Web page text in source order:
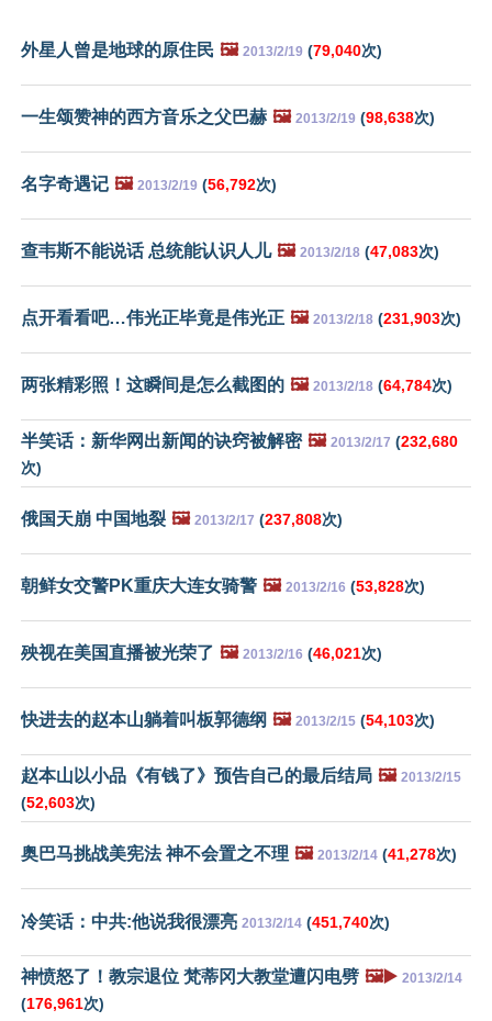
外星人曾是地球的原住民 🖼️ 2013/2/19 (79,040次)
一生颂赞神的西方音乐之父巴赫 🖼️ 2013/2/19 (98,638次)
名字奇遇记 🖼️ 2013/2/19 (56,792次)
查韦斯不能说话 总统能认识人儿 🖼️ 2013/2/18 (47,083次)
点开看看吧…伟光正毕竟是伟光正 🖼️ 2013/2/18 (231,903次)
两张精彩照！这瞬间是怎么截图的 🖼️ 2013/2/18 (64,784次)
半笑话：新华网出新闻的诀窍被解密 🖼️ 2013/2/17 (232,680
次)
俄国天崩 中国地裂 🖼️ 2013/2/17 (237,808次)
朝鲜女交警PK重庆大连女骑警 🖼️ 2013/2/16 (53,828次)
殃视在美国直播被光荣了 🖼️ 2013/2/16 (46,021次)
快进去的赵本山躺着叫板郭德纲 🖼️ 2013/2/15 (54,103次)
赵本山以小品《有钱了》预告自己的最后结局 🖼️ 2013/2/15
(52,603次)
奥巴马挑战美宪法 神不会置之不理 🖼️ 2013/2/14 (41,278次)
冷笑话：中共:他说我很漂亮 2013/2/14 (451,740次)
神愤怒了！教宗退位 梵蒂冈大教堂遭闪电劈 🖼️▶️ 2013/2/14
(176,961次)